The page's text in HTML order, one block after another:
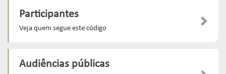
Participantes
Veja quem segue este código
Audiências públicas